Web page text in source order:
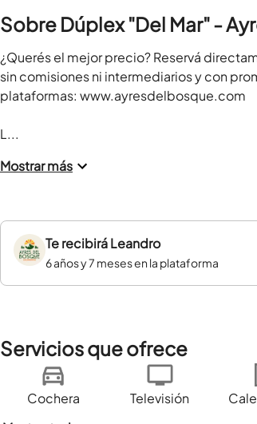
Sobre Dúplex "Del Mar" -
¿Querés el mejor precio? Reservá
sin comisiones ni intermediarios y con
plataformas: www.ayresdelbosque.com
L...
Mostrar más
Te recibiráLeandro
6 años y 7 meses en la plataforma
Servicios que ofrece
Cochera Televisión